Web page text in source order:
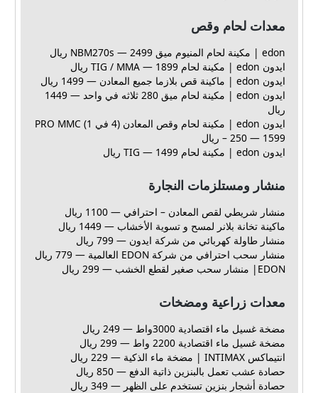
معدات لحام وقص
edon | مكينة لحام المنيوم ميق NBM270s — 2499 ريال
ايدون edon | مكينة لحام TIG / MMA — 1899 ريال
ايدون edon | ماكينة قص بلازما جميع المعادن — 1499 ريال
ايدون edon | مكينة لحام ميق 280 ثلاثه في واحد — 1449
ريال
ايدون edon | مكينة لحام وقص المعادن (4 في 1) PRO MMC
– 250 — 1599 ريال
ايدون edon | مكينة لحام TIG — 1499 ريال
منشار ومستلزمات النجارة
منشار شريطي لقص المعادن – احترافي — 1100 ريال
ماكينة تخانة بلانر لمسح و تسوية الأخشاب — 1449 ريال
منشار طاولة كهربائي من شركة ايدون — 799 ريال
منشار سحب احترافي من شركة EDON العالمية — 779 ريال
EDON| منشار سحب صغير لقطع الخشب — 299 ريال
معدات زراعية ومضخات
مضخة غسيل ماء اقتصادية 3000واط — 249 ريال
مضخة غسيل ماء اقتصادية 2200 واط — 299 ريال
انتيماكس INTIMAX | مضخة ماء الذكية — 229 ريال
حصادة عشب تعمل بالبنزين ذاتية الدفع — 850 ريال
حصادة أشجار بنزين تستخدم على الظهر — 349 ريال